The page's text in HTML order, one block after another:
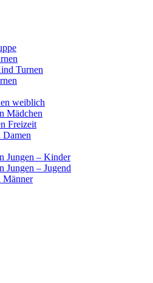
Turnen
weiblich
Mädchen
Freizeit
Damen
Jungen – Kinder
Jungen – Jugend
Männer